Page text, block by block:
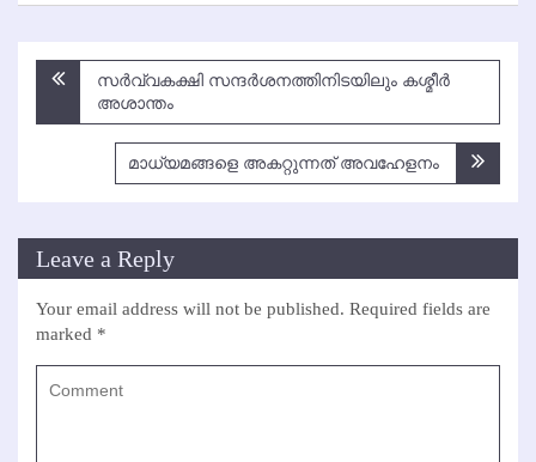
Post
navigation
സര്‍വ്വകക്ഷി സന്ദര്‍ശനത്തിനിടയിലും കശ്മീര്‍
അശാന്തം
മാധ്യമങ്ങളെ അകറ്റുന്നത് അവഹേളനം
Leave a Reply
Your email address will not be published. Required fields are
marked *